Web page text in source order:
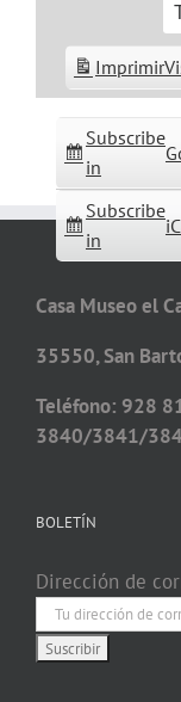
Subscribe
in
Subscribe
in
Imprimir
Casa Museo el
35550, San
Teléfono: 928
3840/3841/
BOLETÍN
Dirección de